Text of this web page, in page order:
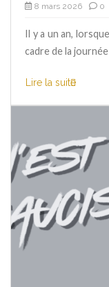
8 mars 2026 0
Il y a un an,
cadre de la
Lire la suite